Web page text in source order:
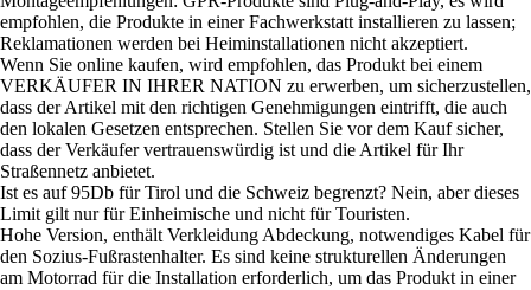
empfohlen, die Produkte in einer Fachwerkstatt installieren zu lassen;
Reklamationen werden bei Heiminstallationen nicht akzeptiert.
Wenn Sie online kaufen, wird empfohlen, das Produkt bei einem
VERKÄUFER IN IHRER NATION zu erwerben, um sicherzustellen,
dass der Artikel mit den richtigen Genehmigungen eintrifft, die auch
den lokalen Gesetzen entsprechen. Stellen Sie vor dem Kauf sicher,
dass der Verkäufer vertrauenswürdig ist und die Artikel für Ihr
Straßennetz anbietet.
Ist es auf 95Db für Tirol und die Schweiz begrenzt? Nein, aber dieses
Limit gilt nur für Einheimische und nicht für Touristen.
Hohe Version, enthält Verkleidung Abdeckung, notwendiges Kabel für
den Sozius-Fußrastenhalter. Es sind keine strukturellen Änderungen
am Motorrad für die Installation erforderlich, um das Produkt in einer